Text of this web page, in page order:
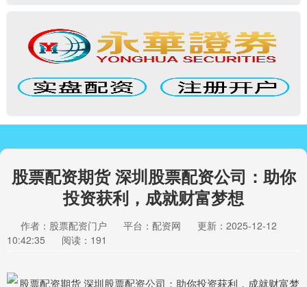
股票配资期货 深圳股票配资公司：助你
投资获利，成就财富梦想
作者：股票配资门户 平台：配资网
更新：2025-12-12
10:42:35
阅读：191